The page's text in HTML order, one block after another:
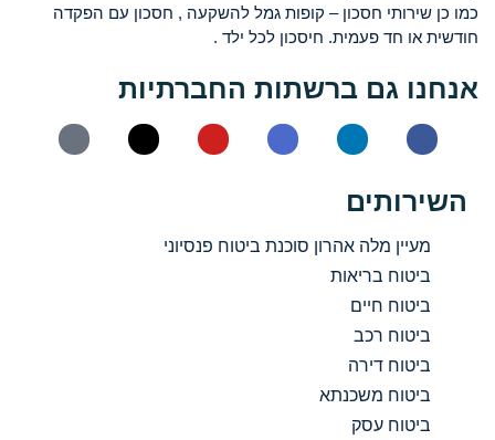
כמו כן שירותי חסכון – קופות גמל להשקעה , חסכון עם הפקדה
חודשית או חד פעמית. חיסכון לכל ילד .
אנחנו גם ברשתות החברתיות
השירותים
מעיין מלה אהרון סוכנת ביטוח פנסיוני
ביטוח בריאות
ביטוח חיים
ביטוח רכב
ביטוח דירה
ביטוח משכנתא
ביטוח עסק